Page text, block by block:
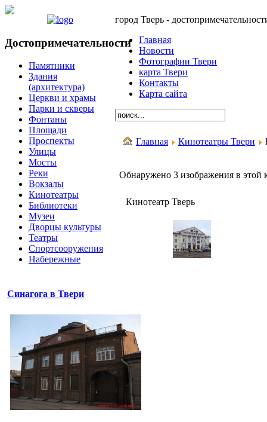
Достопримечательности
Памятники
Здания
(архитектура)
Церкви и храмы
Парки и скверы
Фонтаны
Площади
Проспекты
Улицы
Мосты
Реки
Вокзалы
Кинотеатры
Библиотеки
Музеи
Дворцы культуры
Театры
Спортсооружения
Набережные
город Тверь -
Главная
Новости
Фотографии Твери
карта Твери
Контакты
Карта сайта
Главная Кинотеатры Твери
Обнаружено 3 изображения в этой
Кинотеатр Тверь
Синагога в Твери